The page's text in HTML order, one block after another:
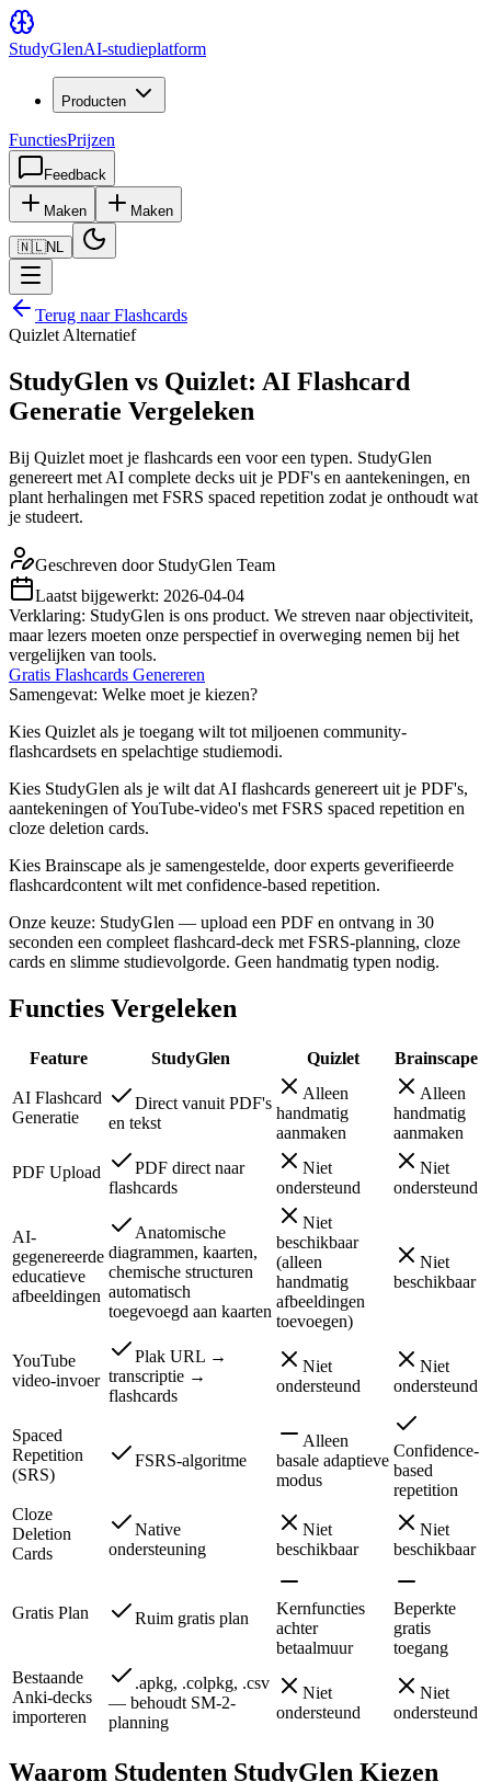
StudyGlenAI-studieplatform
Producten
FunctiesPrijzen
Feedback
Maken Maken
🇳🇱NL
Terug naar Flashcards
Quizlet Alternatief
StudyGlen vs Quizlet: AI Flashcard
Generatie Vergeleken
Bij Quizlet moet je flashcards een voor een typen. StudyGlen
genereert met AI complete decks uit je PDF's en aantekeningen, en
plant herhalingen met FSRS spaced repetition zodat je onthoudt wat
je studeert.
Geschreven door StudyGlen Team
Laatst bijgewerkt: 2026-04-04
Verklaring: StudyGlen is ons product. We streven naar objectiviteit,
maar lezers moeten onze perspectief in overweging nemen bij het
vergelijken van tools.
Gratis Flashcards Genereren
Samengevat: Welke moet je kiezen?
Kies Quizlet als je toegang wilt tot miljoenen community-
flashcardsets en spelachtige studiemodi.
Kies StudyGlen als je wilt dat AI flashcards genereert uit je PDF's,
aantekeningen of YouTube-video's met FSRS spaced repetition en
cloze deletion cards.
Kies Brainscape als je samengestelde, door experts geverifieerde
flashcardcontent wilt met confidence-based repetition.
Onze keuze: StudyGlen — upload een PDF en ontvang in 30
seconden een compleet flashcard-deck met FSRS-planning, cloze
cards en slimme studievolgorde. Geen handmatig typen nodig.
Functies Vergeleken
Feature StudyGlen Quizlet Brainscape
AI Flashcard
Generatie
Direct vanuit PDF's
en tekst
Alleen
handmatig
aanmaken
Alleen
handmatig
aanmaken
PDF Upload
PDF direct naar
flashcards
Niet
ondersteund
Niet
ondersteund
AI-
gegenereerde
educatieve
afbeeldingen
Anatomische
diagrammen, kaarten,
chemische structuren
automatisch
toegevoegd aan kaarten
Niet
beschikbaar
(alleen
handmatig
afbeeldingen
toevoegen)
Niet
beschikbaar
YouTube
video-invoer
Plak URL →
transcriptie →
flashcards
Niet
ondersteund
Niet
ondersteund
Spaced
Repetition
(SRS)
FSRS-algoritme
Alleen
basale adaptieve
modus
Confidence-
based
repetition
Cloze
Deletion
Cards
Native
ondersteuning
Niet
beschikbaar
Niet
beschikbaar
Gratis Plan Ruim gratis plan
Kernfuncties
achter
betaalmuur
Beperkte
gratis
toegang
Bestaande
Anki-decks
importeren
.apkg, .colpkg, .csv
— behoudt SM-2-
planning
Niet
ondersteund
Niet
ondersteund
Waarom Studenten StudyGlen Kiezen